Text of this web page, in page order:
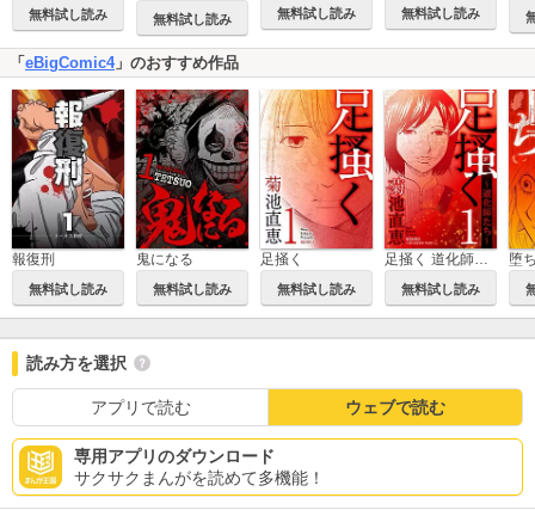
無料試し読み 無料試し読み 無料試し読み 無料試し読み
「 eBigComic4」のおすすめ作品
報復刑
無料試し読み
鬼になる
無料試し読み
足掻く
無料試し読み
足掻く 道化師たち
無料試し読み
堕
読み方を選択
アプリで読む ウェブで読む
専用アプリのダウンロード
サクサクまんがを読めて多機能！